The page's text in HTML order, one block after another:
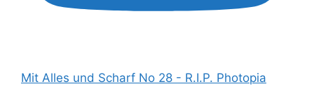
Mit Alles und Scharf No 28 - R.I.P. Photopia